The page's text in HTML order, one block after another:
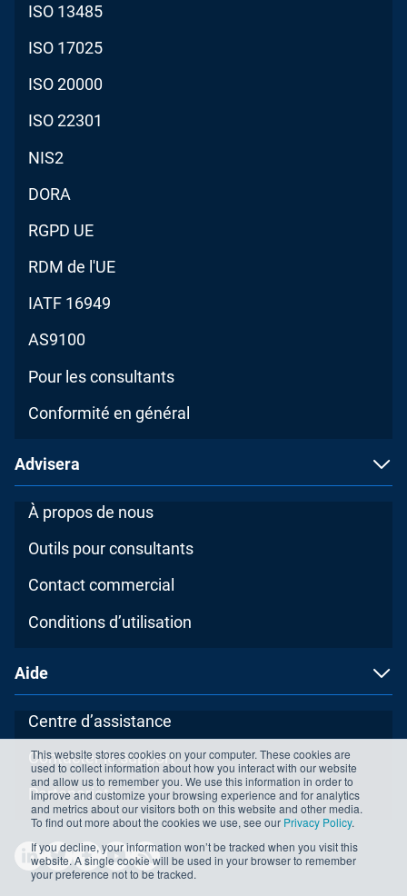
This website stores cookies on your computer. These cookies are
used to collect information about how you interact with our website
and allow us to remember you. We use this information in order to
improve and customize your browsing experience and for analytics
and metrics about our visitors both on this website and other media.
To find out more about the cookies we use, see our Privacy Policy.
If you decline, your information won’t be tracked when you visit this
website. A single cookie will be used in your browser to remember
your preference not to be tracked.
ISO 13485
ISO 17025
ISO 20000
ISO 22301
NIS2
DORA
RGPD UE
RDM de l'UE
IATF 16949
AS9100
Pour les consultants
Conformité en général
Advisera
À propos de nous
Outils pour consultants
Contact commercial
Conditions d’utilisation
Aide
Centre d’assistance
Contacter le support
Partenariats